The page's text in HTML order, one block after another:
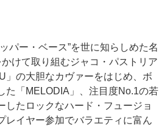
パー・ベース”を世に知らしめた名
けて取り組むジャコ・パストリア
」の大胆なカヴァーをはじめ、ボ
た「MELODIA」、注目度No.1の若
したロックなハード・フュージョ
レイヤー参加でバラエティに富ん